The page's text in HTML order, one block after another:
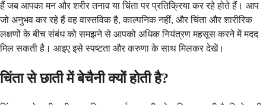
हैं जब आपका मन और शरीर तनाव या चिंता पर प्रतिक्रिया कर रहे होते हैं। आप
जो अनुभव कर रहे हैं वह वास्तविक है, काल्पनिक नहीं, और चिंता और शारीरिक
लक्षणों के बीच संबंध को समझने से आपको अधिक नियंत्रण महसूस करने में मदद
मिल सकती है। आइए इसे स्पष्टता और करुणा के साथ मिलकर देखें।
चिंता से छाती में बेचैनी क्यों होती है?